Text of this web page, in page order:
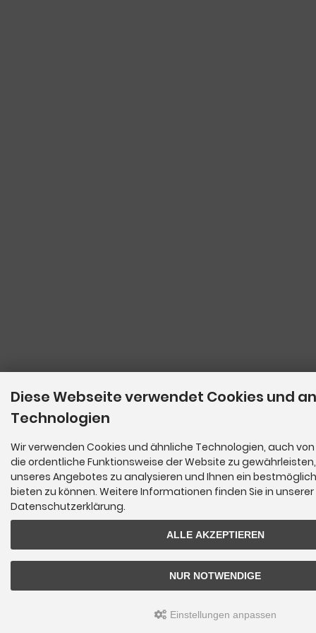
Diese Webseite verwendet Cookies und
Technologien
Wir verwenden Cookies und ähnliche Technologien, auch
die ordentliche Funktionsweise der Website zu
unseres Angebotes zu analysieren und Ihnen ein
bieten zu können. Weitere Informationen finden Sie in unserer
Datenschutzerklärung.
ALLE AKZEPTIEREN
NUR NOTWENDIGE
Einstellungen anpassen